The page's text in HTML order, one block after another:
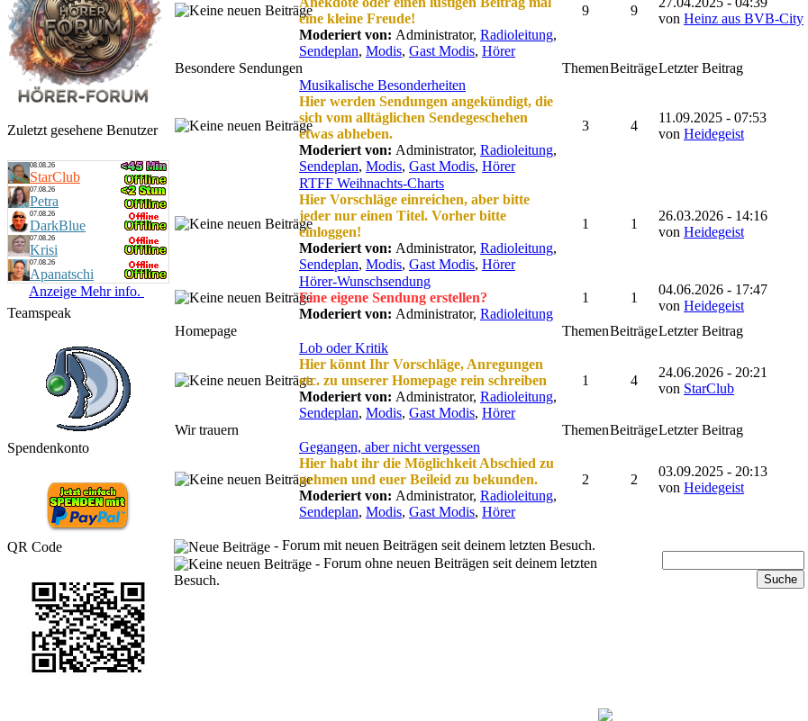
Zuletzt gesehene Benutzer
08.08.26
StarClub
07.08.26
Petra
07.08.26
DarkBlue
07.08.26
Krisi
07.08.26
Apanatschi
Anzeige Mehr info.
Teamspeak
Spendenkonto
QR Code
eine kleine Freude!
Moderiert von: Administrator, Radioleitung,
Sendeplan, Modis, Gast Modis, Hörer
9 9
von Heinz aus BVB-City
Besondere Sendungen ThemenBeiträgeLetzter Beitrag
Musikalische Besonderheiten
Hier werden Sendungen angekündigt, die
sich vom alltäglichen Sendegeschehen
etwas abheben.
Moderiert von: Administrator, Radioleitung,
Sendeplan, Modis, Gast Modis, Hörer
3 4
11.09.2025 - 07:53
von Heidegeist
RTFF Weihnachts-Charts
Hier Vorschläge einreichen, aber bitte
jeder nur einen Titel. Vorher bitte
einloggen!
Moderiert von: Administrator, Radioleitung,
Sendeplan, Modis, Gast Modis, Hörer
1 1
26.03.2026 - 14:16
von Heidegeist
Hörer-Wunschsendung
Eine eigene Sendung erstellen?
Moderiert von: Administrator, Radioleitung
1 1
04.06.2026 - 17:47
von Heidegeist
Homepage
ThemenBeiträgeLetzter Beitrag
Lob oder Kritik
Hier könnt Ihr Vorschläge, Anregungen
etc. zu unserer Homepage rein schreiben
Moderiert von: Administrator, Radioleitung,
Sendeplan, Modis, Gast Modis, Hörer
1 4
24.06.2026 - 20:21
von StarClub
Wir trauern ThemenBeiträgeLetzter Beitrag
Gegangen, aber nicht vergessen
Hier habt ihr die Möglichkeit Abschied zu
nehmen und euer Beileid zu bekunden.
Moderiert von: Administrator, Radioleitung,
Sendeplan, Modis, Gast Modis, Hörer
2 2
03.09.2025 - 20:13
von Heidegeist
- Forum mit neuen Beiträgen seit deinem letzten Besuch.
- Forum ohne neuen Beiträgen seit deinem letzten
Besuch.